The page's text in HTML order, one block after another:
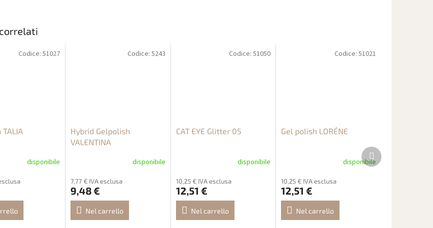
disponibile
Codice: 51027
Hybrid Gelpolish
VALENTINA
disponibile
7,77 € IVA esclusa
9,48 €
Nel carrello
Codice: 5243
CAT EYE Glitter 05
disponibile
10,25 € IVA esclusa
12,51 €
Nel carrello
Codice:51050
Gel polish LORÉNE
disponibile
10,25 € IVA esclusa
12,51 €
Nel carrello
Codice: 51021
Prodotto
successivo